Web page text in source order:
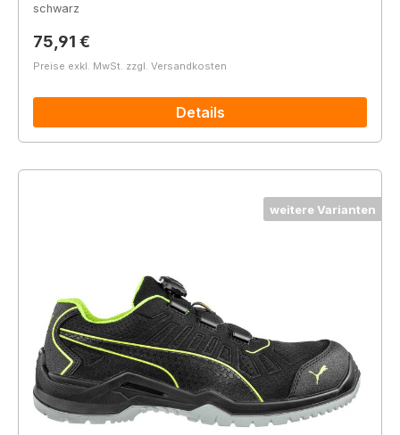
schwarz
Regulärer Preis:
75,91 €
Preise exkl. MwSt. zzgl. Versandkosten
Details
weitere Varianten